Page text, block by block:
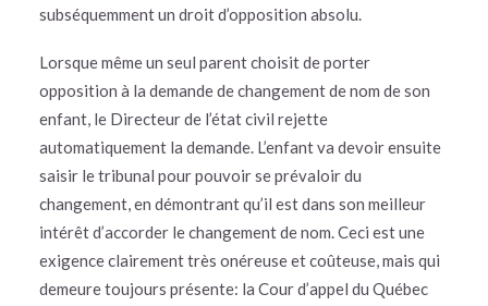
subséquemment un droit d’opposition absolu.
Lorsque même un seul parent choisit de porter
opposition à la demande de changement de nom de son
enfant, le Directeur de l’état civil rejette
automatiquement la demande. L’enfant va devoir ensuite
saisir le tribunal pour pouvoir se prévaloir du
changement, en démontrant qu’il est dans son meilleur
intérêt d’accorder le changement de nom. Ceci est une
exigence clairement très onéreuse et coûteuse, mais qui
demeure toujours présente: la Cour d’appel du Québec